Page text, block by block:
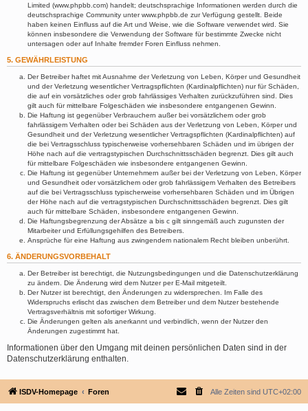
Limited (www.phpbb.com) handelt; deutschsprachige Informationen werden durch die
deutschsprachige Community unter www.phpbb.de zur Verfügung gestellt. Beide
haben keinen Einfluss auf die Art und Weise, wie die Software verwendet wird. Sie
können insbesondere die Verwendung der Software für bestimmte Zwecke nicht
untersagen oder auf Inhalte fremder Foren Einfluss nehmen.
5. GEWÄHRLEISTUNG
Der Betreiber haftet mit Ausnahme der Verletzung von Leben, Körper und Gesundheit
und der Verletzung wesentlicher Vertragspflichten (Kardinalpflichten) nur für Schäden,
die auf ein vorsätzliches oder grob fahrlässiges Verhalten zurückzuführen sind. Dies
gilt auch für mittelbare Folgeschäden wie insbesondere entgangenen Gewinn.
Die Haftung ist gegenüber Verbrauchern außer bei vorsätzlichem oder grob
fahrlässigem Verhalten oder bei Schäden aus der Verletzung von Leben, Körper und
Gesundheit und der Verletzung wesentlicher Vertragspflichten (Kardinalpflichten) auf
die bei Vertragsschluss typischerweise vorhersehbaren Schäden und im übrigen der
Höhe nach auf die vertragstypischen Durchschnittsschäden begrenzt. Dies gilt auch
für mittelbare Folgeschäden wie insbesondere entgangenen Gewinn.
Die Haftung ist gegenüber Unternehmern außer bei der Verletzung von Leben, Körper
und Gesundheit oder vorsätzlichem oder grob fahrlässigem Verhalten des Betreibers
auf die bei Vertragsschluss typischerweise vorhersehbaren Schäden und im Übrigen
der Höhe nach auf die vertragstypischen Durchschnittsschäden begrenzt. Dies gilt
auch für mittelbare Schäden, insbesondere entgangenen Gewinn.
Die Haftungsbegrenzung der Absätze a bis c gilt sinngemäß auch zugunsten der
Mitarbeiter und Erfüllungsgehilfen des Betreibers.
Ansprüche für eine Haftung aus zwingendem nationalem Recht bleiben unberührt.
6. ÄNDERUNGSVORBEHALT
Der Betreiber ist berechtigt, die Nutzungsbedingungen und die Datenschutzerklärung
zu ändern. Die Änderung wird dem Nutzer per E-Mail mitgeteilt.
Der Nutzer ist berechtigt, den Änderungen zu widersprechen. Im Falle des
Widerspruchs erlischt das zwischen dem Betreiber und dem Nutzer bestehende
Vertragsverhältnis mit sofortiger Wirkung.
Die Änderungen gelten als anerkannt und verbindlich, wenn der Nutzer den
Änderungen zugestimmt hat.
Informationen über den Umgang mit deinen persönlichen Daten sind in der
Datenschutzerklärung enthalten.
ISDV-Homepage Foren Alle Zeiten sind UTC+02:00